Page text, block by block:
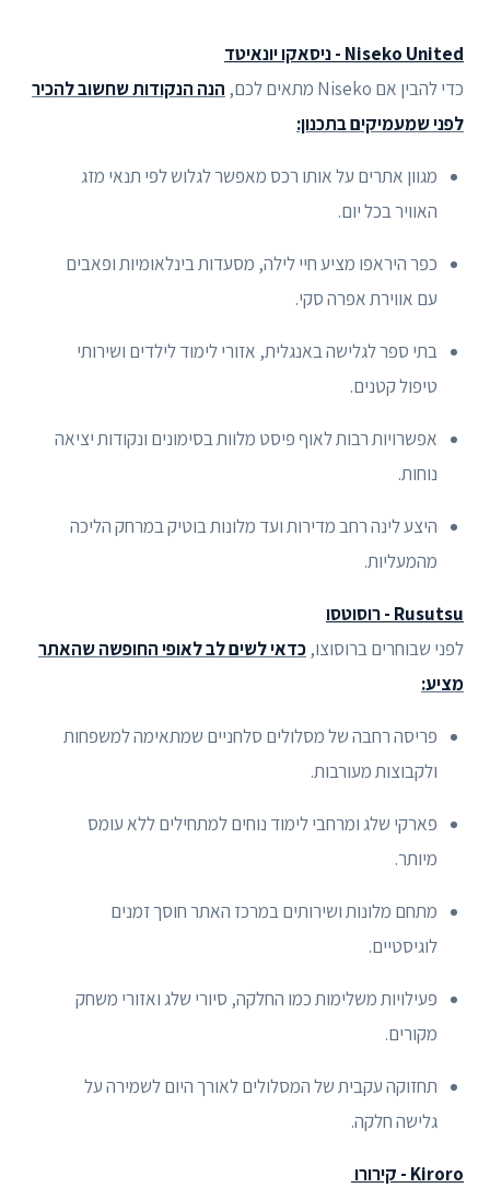
Niseko United - ניסאקו יונאיטד
כדי להבין אם Niseko מתאים לכם,
הנה הנקודות שחשוב להכיר
לפני שמעמיקים בתכנון:
מגוון אתרים על אותו רכס מאפשר לגלוש לפי תנאי מזג
האוויר בכל יום.
כפר היראפו מציע חיי לילה, מסעדות בינלאומיות ופאבים
עם אווירת אפרה סקי.
בתי ספר לגלישה באנגלית, אזורי לימוד לילדים ושירותי
טיפול קטנים.
אפשרויות רבות לאוף פיסט מלוות בסימונים ונקודות יציאה
נוחות.
היצע לינה רחב מדירות ועד מלונות בוטיק במרחק הליכה
מהמעליות.
Rusutsu - רוסוטסו
לפני שבוחרים ברוסוצו, כדאי לשים לב לאופי החופשה שהאתר
מציע:
פריסה רחבה של מסלולים סלחניים שמתאימה למשפחות
ולקבוצות מעורבות.
פארקי שלג ומרחבי לימוד נוחים למתחילים ללא עומס
מיותר.
מתחם מלונות ושירותים במרכז האתר חוסך זמנים
לוגיסטיים.
פעילויות משלימות כמו החלקה, סיורי שלג ואזורי משחק
מקורים.
תחזוקה עקבית של המסלולים לאורך היום לשמירה על
גלישה חלקה.
Kiroro - קירורו